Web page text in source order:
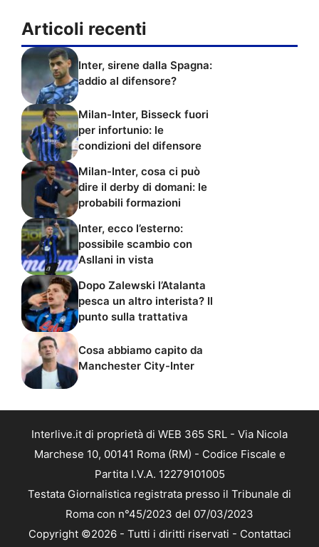
Articoli recenti
Inter, sirene dalla Spagna:
addio al difensore?
Milan-Inter, Bisseck fuori
per infortunio: le
condizioni del difensore
Milan-Inter, cosa ci può
dire il derby di domani: le
probabili formazioni
Inter, ecco l’esterno:
possibile scambio con
Asllani in vista
Dopo Zalewski l’Atalanta
pesca un altro interista? Il
punto sulla trattativa
Cosa abbiamo capito da
Manchester City-Inter
Interlive.it di proprietà di WEB 365 SRL - Via Nicola
Marchese 10, 00141 Roma (RM) - Codice Fiscale e
Partita I.V.A. 12279101005
Testata Giornalistica registrata presso il Tribunale di
Roma con n°45/2023 del 07/03/2023
Copyright ©2026 - Tutti i diritti riservati - Contattaci